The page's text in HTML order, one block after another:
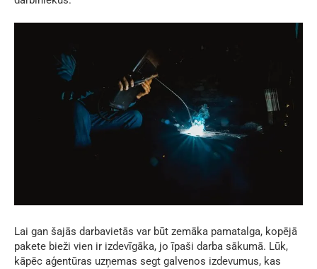
Lai gan šajās darbavietās var būt zemāka pamatalga, kopējā
pakete bieži vien ir izdevīgāka, jo īpaši darba sākumā. Lūk,
kāpēc aģentūras uzņemas segt galvenos izdevumus, kas